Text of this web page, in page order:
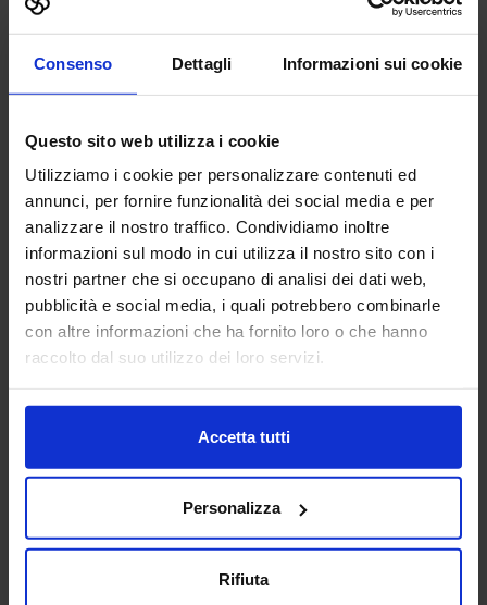
Consenso Dettagli Informazioni sui cookie
Questo sito web utilizza i cookie
Utilizziamo i cookie per personalizzare contenuti ed
annunci, per fornire funzionalità dei social media e per
analizzare il nostro traffico. Condividiamo inoltre
informazioni sul modo in cui utilizza il nostro sito con i
nostri partner che si occupano di analisi dei dati web,
pubblicità e social media, i quali potrebbero combinarle
con altre informazioni che ha fornito loro o che hanno
raccolto dal suo utilizzo dei loro servizi.
Accetta tutti
Personalizza
Rifiuta
3DiTALY
3DiTALY è tra le prime aziende in Italia ad erogare un
service professionale di stampa 3D a professionisti ed
aziende. Copriamo le principali tecnologie di
fabbricazione additiva, la stampa 3D...
Padiglione:Pad. 36Stand: A74
Aggiungi ai preferiti
Vai alla scheda
ADDITIVE MANUFACTURING
3DZ spa è specializzata nell’introduzione della stampa 3D
nelle imprese e nella vendita dei più prestigiosi brand